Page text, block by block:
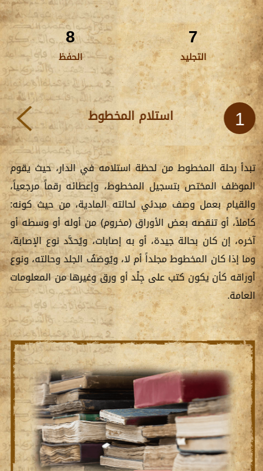
7
التجليد
8
الحفظ
استلام المخطوط 1
تبدأ رحلة المخطوط من لحظة استلامه في الدار، حيث يقوم
الموظف المختص بتسجيل المخطوط، وإعطائه رقماً مرجعياً،
والقيام بعمل وصف مبدئي لحالته المادية، من حيث كونه:
كاملاً، أو تنقصه بعض الأوراق (مخروم) من أوله أو وسطه أو
آخره، إن كان بحالة جيدة، أو به إصابات، ويُحدَّد نوع الإصابة،
وما إذا كان المخطوط مجلداً أم لا، ويُوصَفُ الجلد وحالته، ونوع
أوراقه كأن يكون كتب على جِلْد أو ورق وغيرها من المعلومات
العامة.